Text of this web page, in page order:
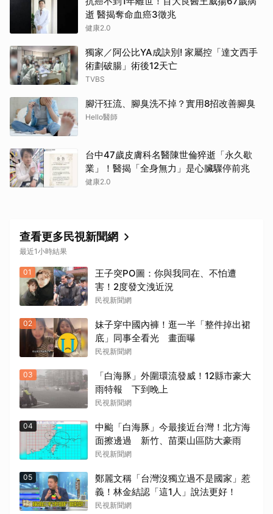
逝 醫揭奪命血癌3徵兆
健康2.0
獨家／阿公比YA成訣別! 家屬控「達文西手
術劃破腸」術後12天亡
TVBS
腳汗狂流、腳臭洗不掉？實用8招改善腳臭
Hello醫師
台中47歲皮膚科名醫陳世倫猝逝「永久歇
業」！醫揭「全身無力」是心臟驟停前兆
健康2.0
查看更多民視新聞網
最近1小時結果
01
王子突PO圖：你與我同在、不怕遭
害！2度發文洩近況
民視新聞網
02
妹子穿中國內褲！逛一半「整件掉出裙
底」同事全看光 畫面曝
民視新聞網
03
「白海豚」外圍環流發威！12縣市豪大
雨特報 下到晚上
民視新聞網
04
中颱「白海豚」今最接近台灣！北方海
面擦邊過 新竹、苗栗山區防大豪雨
民視新聞網
05
鄭麗文稱「台灣沒獨立過不是國家」惹
義！林金結認「這1人」說法更好！
民視新聞網